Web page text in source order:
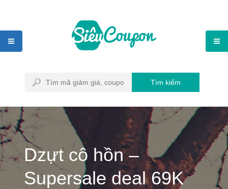
Tìm kiếm
Dzựt cô hồn –
Supersale deal 69K